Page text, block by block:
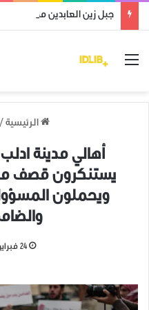
جبل زين العابدين محرر من
القائمة
الرئيسية /
أهالي مدينة
يستنكرون قصف
ويحملون
24 فبراير، 2019